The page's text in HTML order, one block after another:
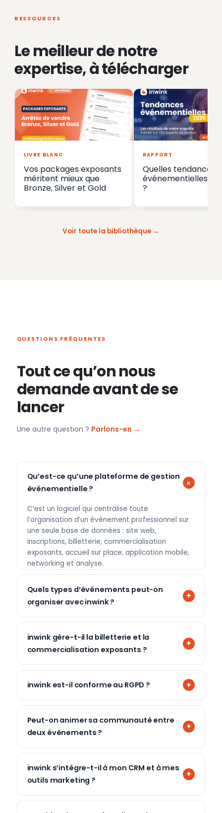
RESSOURCES
Le meilleur de notre
expertise, à télécharger
LIVRE BLANC
Vos packages exposants
méritent mieux que
Bronze, Silver et Gold
RAPPORT
Quelles tendances
événementielles en
?
Voir toute la bibliothèque
QUESTIONS FRÉQUENTES
Tout ce qu’on nous
demande avant de se
lancer
Une autre question ? Parlons-en →
Qu’est-ce qu’une plateforme de gestion
événementielle ?
C’est un logiciel qui centralise toute
l’organisation d’un événement professionnel sur
une seule base de données : site web,
inscriptions, billetterie, commercialisation
exposants, accueil sur place, application mobile,
networking et analyse.
Quels types d’événements peut-on
organiser avec inwink ?
inwink gère-t-il la billetterie et la
commercialisation exposants ?
inwink est-il conforme au RGPD ?
Peut-on animer sa communauté entre
deux événements ?
inwink s’intègre-t-il à mon CRM et à mes
outils marketing ?